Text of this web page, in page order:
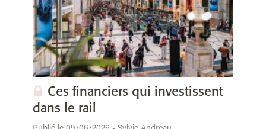
Ces financiers qui investissent
dans le rail